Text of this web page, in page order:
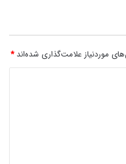
موردنیاز علامت‌گذاری شده‌اند*